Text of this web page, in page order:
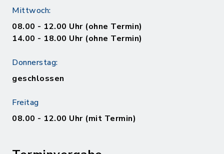
Mittwoch:
08.00 - 12.00 Uhr (ohne Termin)
14.00 - 18.00 Uhr (ohne Termin)
Donnerstag:
geschlossen
Freitag
08.00 - 12.00 Uhr (mit Termin)